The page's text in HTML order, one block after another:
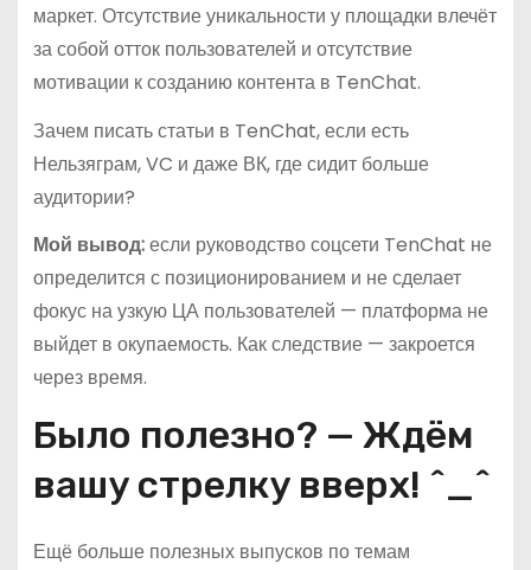
маркет. Отсутствие уникальности у площадки влечёт
за собой отток пользователей и отсутствие
мотивации к созданию контента в TenChat.
Зачем писать статьи в TenChat, если есть
Нельзяграм, VC и даже ВК, где сидит больше
аудитории?
Мой вывод:если руководство соцсети TenChat не
определится с позиционированием и не сделает
фокус на узкую ЦА пользователей — платформа не
выйдет в окупаемость. Как следствие — закроется
через время.
Было полезно? — Ждём
вашу стрелку вверх! ^_^
Ещё больше полезных выпусков по темам